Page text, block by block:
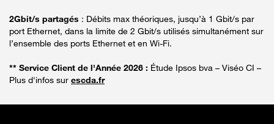
2Gbit/s partagés : Débits max théoriques, jusqu’à 1 Gbit/s par
port Ethernet, dans la limite de 2 Gbit/s utilisés simultanément sur
l’ensemble des ports Ethernet et en Wi-Fi.
** Service Client de l'Année 2026 : Étude Ipsos bva – Viséo CI –
Plus d'infos sur escda.fr